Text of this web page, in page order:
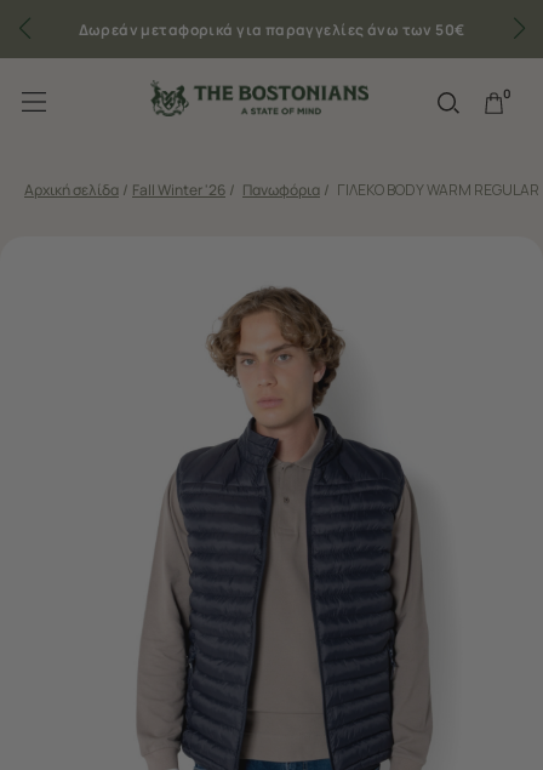
Δωρεάν μεταφορικά για παραγγελίες άνω των 50€
0
Αρχική σελίδα / Fall Winter '26 / Πανωφόρια / ΓΙΛΕΚΟ BODY WARM REGULAR